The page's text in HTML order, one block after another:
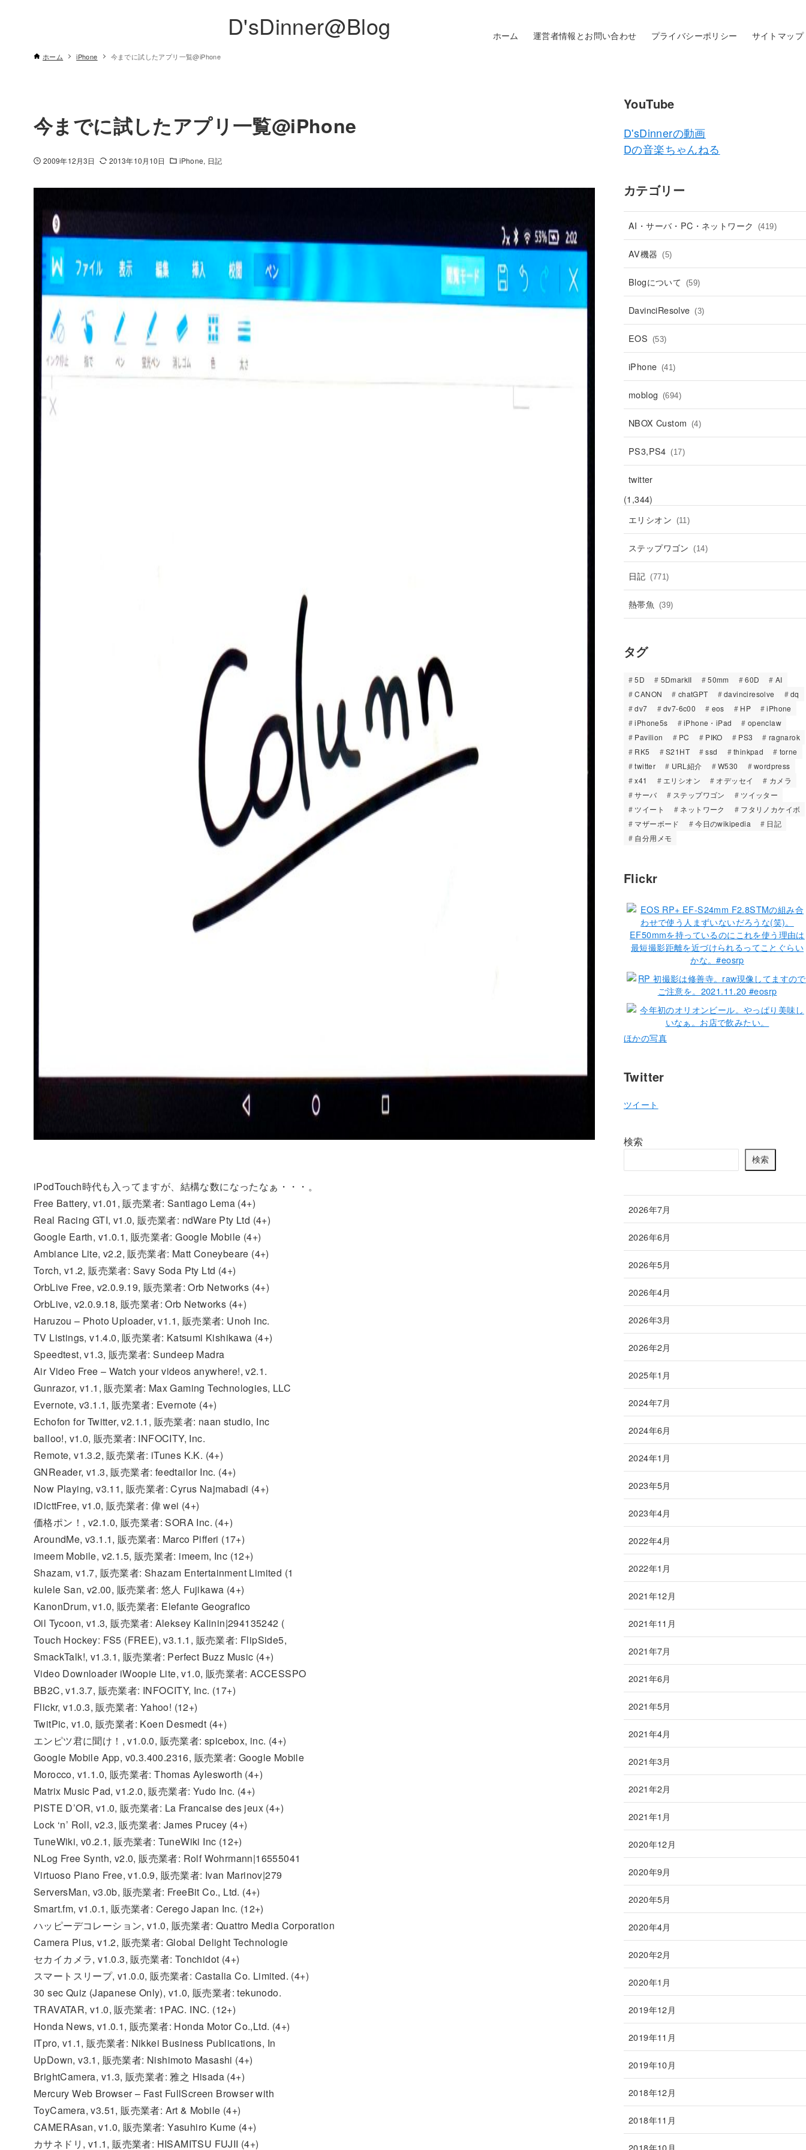
D'sDinner@Blog ホーム 運営者情報とお問い合わせ プライバシーポリシー サイトマップ
ホーム iPhone 今までに試したアプリ一覧@iPhone
今までに試したアプリ一覧@iPhone
2009年12月3日 2013年10月10日 iPhone 日記
iPodTouch時代も入ってますが、結構な数になったなぁ・・・。
Free Battery, v1.01, 販売業者: Santiago Lema (4+)
Real Racing GTI, v1.0, 販売業者: ndWare Pty Ltd (4+)
Google Earth, v1.0.1, 販売業者: Google Mobile (4+)
Ambiance Lite, v2.2, 販売業者: Matt Coneybeare (4+)
Torch, v1.2, 販売業者: Savy Soda Pty Ltd (4+)
OrbLive Free, v2.0.9.19, 販売業者: Orb Networks (4+)
OrbLive, v2.0.9.18, 販売業者: Orb Networks (4+)
Haruzou – Photo Uploader, v1.1, 販売業者: Unoh Inc.
TV Listings, v1.4.0, 販売業者: Katsumi Kishikawa (4+)
Speedtest, v1.3, 販売業者: Sundeep Madra
Air Video Free – Watch your videos anywhere!, v2.1.
Gunrazor, v1.1, 販売業者: Max Gaming Technologies, LLC
Evernote, v3.1.1, 販売業者: Evernote (4+)
Echofon for Twitter, v2.1.1, 販売業者: naan studio, Inc
balloo!, v1.0, 販売業者: INFOCITY, Inc.
Remote, v1.3.2, 販売業者: iTunes K.K. (4+)
GNReader, v1.3, 販売業者: feedtailor Inc. (4+)
Now Playing, v3.11, 販売業者: Cyrus Najmabadi (4+)
iDicttFree, v1.0, 販売業者: 偉 wei (4+)
価格ポン！, v2.1.0, 販売業者: SORA Inc. (4+)
AroundMe, v3.1.1, 販売業者: Marco Pifferi (17+)
imeem Mobile, v2.1.5, 販売業者: imeem, Inc (12+)
Shazam, v1.7, 販売業者: Shazam Entertainment Limited (1
kulele San, v2.00, 販売業者: 悠人 Fujikawa (4+)
KanonDrum, v1.0, 販売業者: Elefante Geografico
Oil Tycoon, v1.3, 販売業者: Aleksey Kalinin|294135242 (
Touch Hockey: FS5 (FREE), v3.1.1, 販売業者: FlipSide5,
SmackTalk!, v1.3.1, 販売業者: Perfect Buzz Music (4+)
Video Downloader iWoopie Lite, v1.0, 販売業者: ACCESSPO
BB2C, v1.3.7, 販売業者: INFOCITY, Inc. (17+)
Flickr, v1.0.3, 販売業者: Yahoo! (12+)
TwitPic, v1.0, 販売業者: Koen Desmedt (4+)
エンピツ君に聞け！, v1.0.0, 販売業者: spicebox, inc. (4+)
Google Mobile App, v0.3.400.2316, 販売業者: Google Mobile
Morocco, v1.1.0, 販売業者: Thomas Aylesworth (4+)
Matrix Music Pad, v1.2.0, 販売業者: Yudo Inc. (4+)
PISTE D’OR, v1.0, 販売業者: La Francaise des jeux (4+)
Lock ‘n’ Roll, v2.3, 販売業者: James Prucey (4+)
TuneWiki, v0.2.1, 販売業者: TuneWiki Inc (12+)
NLog Free Synth, v2.0, 販売業者: Rolf Wohrmann|16555041
Virtuoso Piano Free, v1.0.9, 販売業者: Ivan Marinov|279
ServersMan, v3.0b, 販売業者: FreeBit Co., Ltd. (4+)
Smart.fm, v1.0.1, 販売業者: Cerego Japan Inc. (12+)
ハッピーデコレーション, v1.0, 販売業者: Quattro Media Corporation
Camera Plus, v1.2, 販売業者: Global Delight Technologie
セカイカメラ, v1.0.3, 販売業者: Tonchidot (4+)
スマートスリープ, v1.0.0, 販売業者: Castalia Co. Limited. (4+)
30 sec Quiz (Japanese Only), v1.0, 販売業者: tekunodo.
TRAVATAR, v1.0, 販売業者: 1PAC. INC. (12+)
Honda News, v1.0.1, 販売業者: Honda Motor Co.,Ltd. (4+)
ITpro, v1.1, 販売業者: Nikkei Business Publications, In
UpDown, v3.1, 販売業者: Nishimoto Masashi (4+)
BrightCamera, v1.3, 販売業者: 雅之 Hisada (4+)
Mercury Web Browser – Fast FullScreen Browser with
ToyCamera, v3.51, 販売業者: Art & Mobile (4+)
CAMERAsan, v1.0, 販売業者: Yasuhiro Kume (4+)
カサネドリ, v1.1, 販売業者: HISAMITSU FUJII (4+)
YouTube
D'sDinnerの動画
Dの音楽ちゃんねる
カテゴリー
AI・サーバ・PC・ネットワーク (419)
AV機器 (5)
Blogについて (59)
DavinciResolve (3)
EOS (53)
iPhone (41)
moblog (694)
NBOX Custom (4)
PS3,PS4 (17)
twitter
(1,344)
エリシオン (11)
ステップワゴン (14)
日記 (771)
熱帯魚 (39)
タグ
5D 5DmarkII 50mm 60D
AI
CANON
chatGPT davinciresolve
dq
dv7
dv7-6c00 eos HP
iPhone
iPhone5s
iPhone・iPad
openclaw
Pavilion
PC PIKO PS3
ragnarok
RK5
S21HT ssd thinkpad
torne
twitter
URL紹介 W530
wordpress
x41
エリシオン オデッセイ
カメラ
サーバ
ステップワゴン
ツイッター
ツイート
ネットワーク
フタリノカケイボ
マザーボード
今日のwikipedia
日記
自分用メモ
Flickr
ほかの写真
Twitter
ツイート
検索
検索
2026年7月
2026年6月
2026年5月
2026年4月
2026年3月
2026年2月
2025年1月
2024年7月
2024年6月
2024年1月
2023年5月
2023年4月
2022年4月
2022年1月
2021年12月
2021年11月
2021年7月
2021年6月
2021年5月
2021年4月
2021年3月
2021年2月
2021年1月
2020年12月
2020年9月
2020年5月
2020年4月
2020年2月
2020年1月
2019年12月
2019年11月
2019年10月
2018年12月
2018年11月
2018年10月